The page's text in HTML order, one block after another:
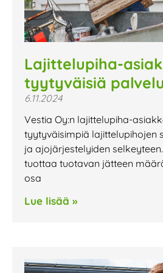
Lajittelupiha-
tyytyväisiä
6.11.2024
Vestia Oy:n lajittelupiha-
tyytyväisimpiä lajittelupihojen
ja ajojärjestelyiden
tuottaa tuotavan jätteen
osa
Lue lisää »